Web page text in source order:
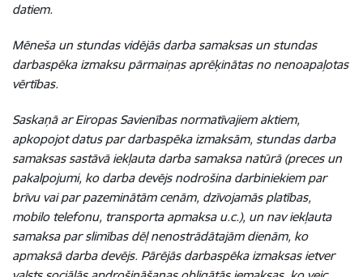
datiem.
Mēneša un stundas vidējās darba samaksas un stundas
darbaspēka izmaksu pārmaiņas aprēķinātas no nenoapaļotas
vērtības.
Saskaņā ar Eiropas Savienības normatīvajiem aktiem,
apkopojot datus par darbaspēka izmaksām, stundas darba
samaksas sastāvā iekļauta darba samaksa natūrā (preces un
pakalpojumi, ko darba devējs nodrošina darbiniekiem par
brīvu vai par pazeminātām cenām, dzīvojamās platības,
mobilo telefonu, transporta apmaksa u.c.), un nav iekļauta
samaksa par slimības dēļ nenostrādātajām dienām, ko
apmaksā darba devējs. Pārējās darbaspēka izmaksas ietver